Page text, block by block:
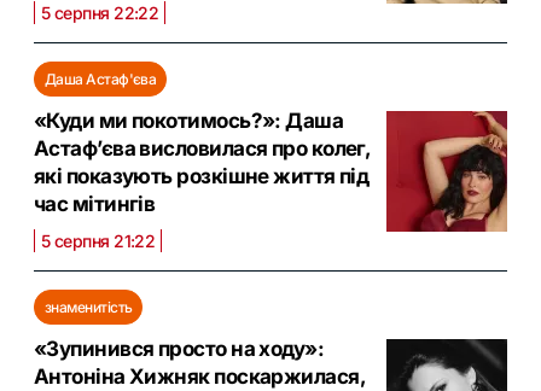
5 серпня 22:22
Даша Астаф'єва
«Куди ми покотимось?»: Даша
Астаф’єва висловилася про колег,
які показують розкішне життя під
час мітингів
5 серпня 21:22
знаменитість
«Зупинився просто на ходу»:
Антоніна Хижняк поскаржилася,